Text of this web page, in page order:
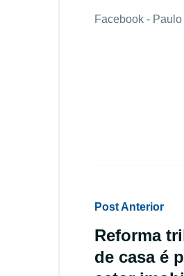
Facebook -
Post Anterior
Reforma
de casa é